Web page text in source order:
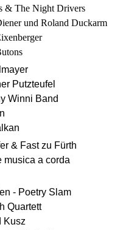
& The Night Drivers
und Roland Duckarm
Putzteufel
Winni Band
& Fast zu Fürth
musica a corda
- Poetry Slam
Quartett
Kusz